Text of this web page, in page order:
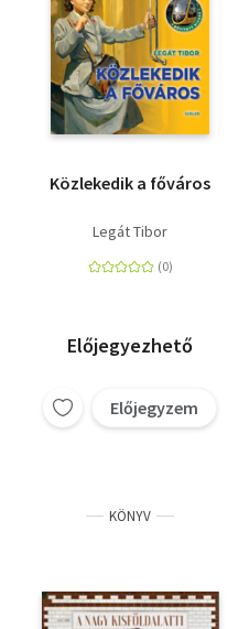
Közlekedik a főváros
Legát Tibor
Előjegyezhető
Előjegyzem
KÖNYV